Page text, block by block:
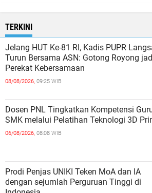
TERKINI
Jelang HUT Ke-81 RI, Kadis PUPR
Turun Bersama ASN: Gotong Royong
Perekat Kebersamaan
08/08/2026, 09:25 WIB
Dosen PNL Tingkatkan Kompetensi
SMK melalui Pelatihan Teknologi 3D
06/08/2026, 08:08 WIB
Prodi Penjas UNIKI Teken MoA dan IA
dengan sejumlah Perguruan Tinggi di